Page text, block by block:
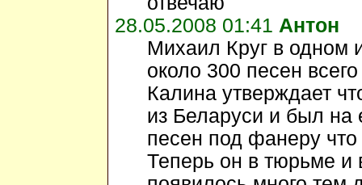
28.05.2008 01:41 Антон
Михаил Круг в одном
около 300 песен
Калина утверждает
из Беларуси и был на
песен под фанеру
Теперь он в тюрьме и